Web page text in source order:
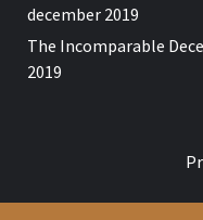
december 2019
The Incomparable
2019